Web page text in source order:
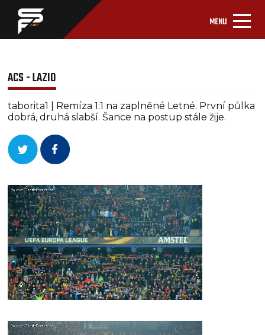
MENU
ACS - LAZIO
taborita1 | Remíza 1:1 na zaplněné Letné. První půlka
dobrá, druhá slabší. Šance na postup stále žije.